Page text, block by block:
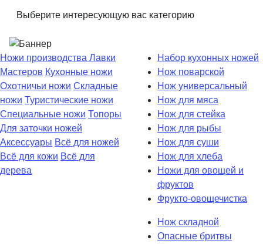
Выберите интересующую вас категорию
Ножи производства Лавки
Мастеров Кухонные ножи
Охотничьи ножи Складные
ножи Туристические ножи
Специальные ножи Топоры
Для заточки ножей
Аксессуары Всё для ножей
Всё для кожи Всё для
дерева
Набор кухонных ножей
Нож поварской
Нож универсальный
Нож для мяса
Нож для стейка
Нож для рыбы
Нож для суши
Нож для хлеба
Ножи для овощей и
фруктов
Фрукто-овощечистка
Нож складной
Опасные бритвы